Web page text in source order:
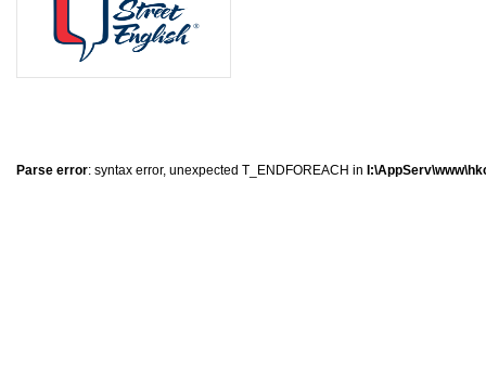
Parse error: syntax error, unexpected T_ENDFOREACH in